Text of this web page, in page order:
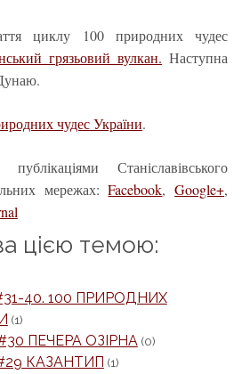
циклу 100 природних чудес
грязьовий вулкан. Наступна
чудес України.
Станіславівського
мережах:Facebook,Google+,
цією темою:
40. 100 ПРИРОДНИХ
(1)
ПЕЧЕРА ОЗІРНА (0)
КАЗАНТИП (1)